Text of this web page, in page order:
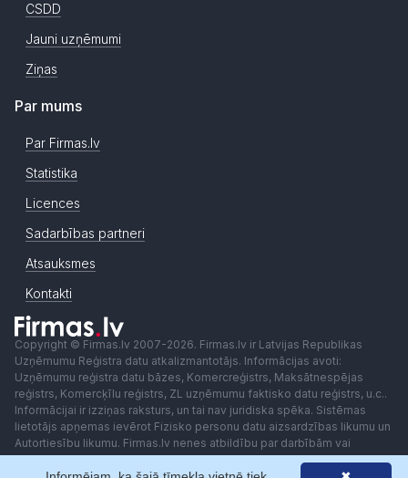
CSDD
Jauni uzņēmumi
Ziņas
Par mums
Par Firmas.lv
Statistika
Licences
Sadarbības partneri
Atsauksmes
Kontakti
Copyright © Firmas.lv 2007-2026. Firmas.lv ir Latvijas Republikas
Uzņēmumu Reģistra datu atkalizmantotājs. Informācijas avoti:
Uzņēmumu reģistra datu bāzes, Komercreģistrs, Maksātnespējas
reģistrs, Komercķīlu reģistrs, ZL uzņēmumu faktisko datu reģistrs, u.c..
Informācijai ir izziņas raksturs, un tai nav juridiska spēka. Sistēmas
lietotājs apņemas ievērot Fizisko personu datu aizsardzības likumu un
Autortiesību likumu. Firmas.lv nenes atbildību par darbībām vai
lēmumiem, kas balstīti uz saņemto pakalpojumu. Lietotājam aizliegts